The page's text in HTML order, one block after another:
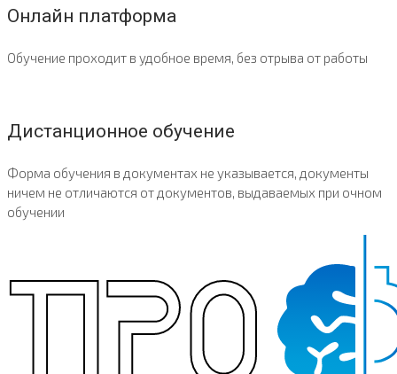
Онлайн платформа
Обучение проходит в удобное время, без отрыва от работы
Дистанционное обучение
Форма обучения в документах не указывается, документы
ничем не отличаются от документов, выдаваемых при очном
обучении